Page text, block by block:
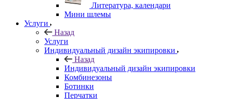
Литература, календари
Мини шлемы
Услуги
Назад
Услуги
Индивидуальный дизайн экипировки
Назад
Индивидуальный дизайн экипировки
Комбинезоны
Ботинки
Перчатки